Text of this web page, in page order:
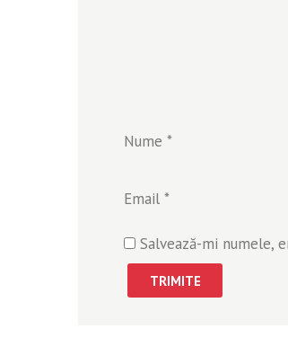
Nume *
Email *
Salvează-mi numele,